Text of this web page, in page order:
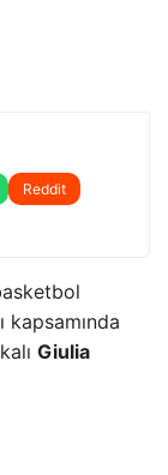
Reddit
kapsamında
Giulia